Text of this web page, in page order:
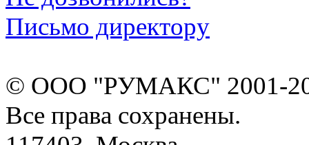
Письмо директору
© ООО "РУМАКС" 2001-
Все права сохранены.